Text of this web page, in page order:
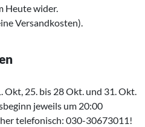
Heute wider.
Versandkosten).
25. bis 28 Okt. und 31. Okt.
jeweils um 20:00
telefonisch: 030-30673011!